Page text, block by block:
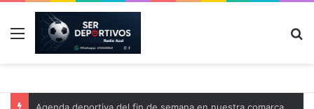
Menú